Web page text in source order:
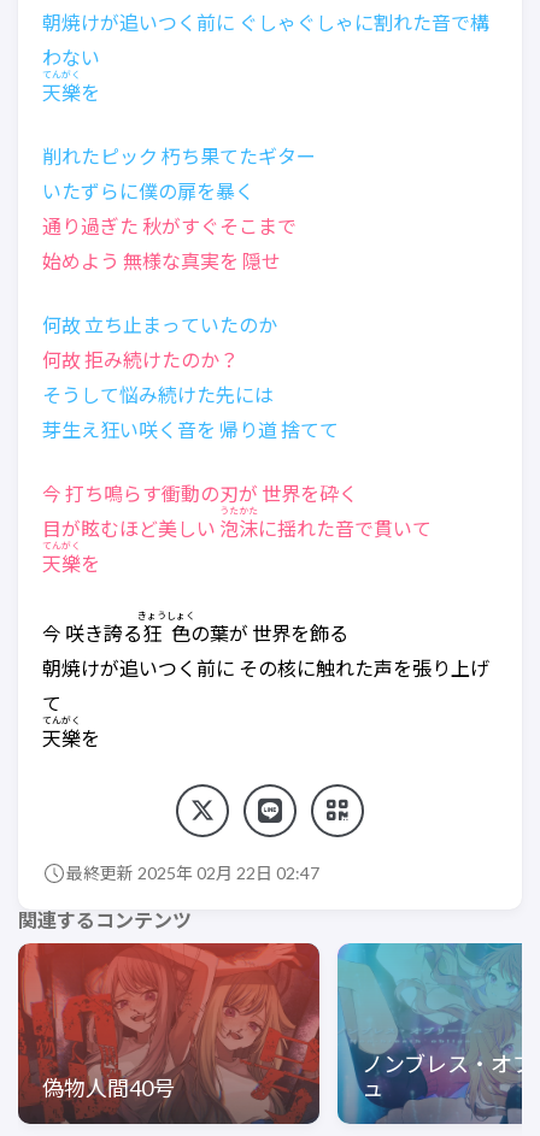
朝焼けが追いつく前に ぐしゃぐしゃに割れた音で構
わない
天樂
てんがく
を
削れたピック 朽ち果てたギター
いたずらに僕の扉を暴く
通り過ぎた 秋がすぐそこまで
始めよう 無様な真実を 隠せ
何故 立ち止まっていたのか
何故 拒み続けたのか？
そうして悩み続けた先には
芽生え狂い咲く音を 帰り道 捨てて
今 打ち鳴らす衝動の刃が 世界を砕く
目が眩むほど美しい 泡沫
うたかた
に揺れた音で貫いて
天樂
てんがく
を
今 咲き誇る狂色
きょうしょく
の葉が 世界を飾る
朝焼けが追いつく前に その核に触れた声を張り上げ
て
天樂
てんがく
を
最終更新 2025年 02月 22日 02:47
関連するコンテンツ
偽物人間40号
ノンブレス・オ
ュ